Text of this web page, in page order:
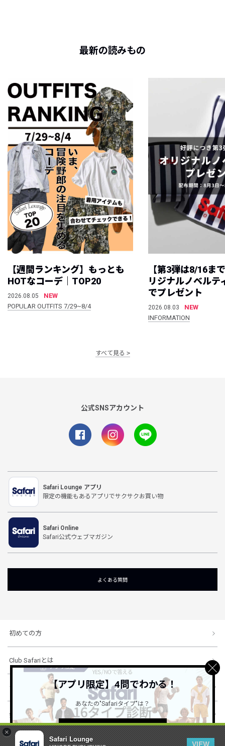
×
Safari Lounge
VIEW
最新の読みもの
【週間ランキング】もっとも
HOTなコーデ｜TOP20
2026.08.05
NEW
POPULAR OUTFITS 7/29~8/4
【第3弾は8/16ま
リジナルノベルテ
でプレゼント
2026.08.03
NEW
INFORMATION
すべて見る
公式SNSアカウント
Safari Lounge アプリ
限定の機能もあるアプリでサクサクお買い物
Safari Online
Safari公式ウェブマガジン
よくある質問
初めての方
Club Safariとは
ショッピングガイド
会社概要・規約
【アプリ限定】4問でわかる！
あなたの"Safariタイプ"は？
詳しくはこちら ＞